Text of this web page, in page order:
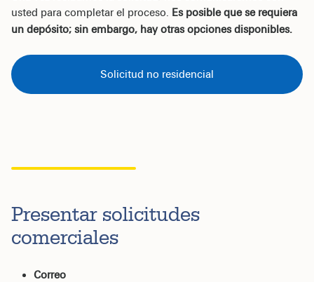
usted para completar el proceso. Es posible que se requiera
un depósito; sin embargo, hay otras opciones disponibles.
Solicitud no residencial
Presentar solicitudes
comerciales
Correo